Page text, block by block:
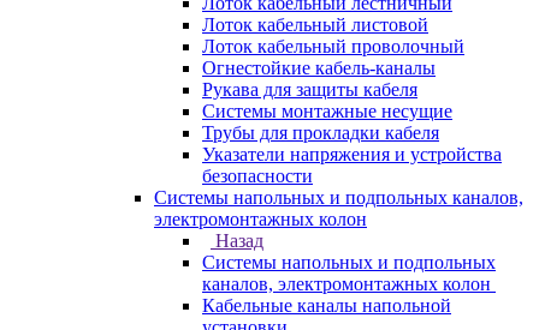
Лоток кабельный листовой
Лоток кабельный проволочный
Огнестойкие кабель-каналы
Рукава для защиты кабеля
Системы монтажные несущие
Трубы для прокладки кабеля
Указатели напряжения и устройства
безопасности
Системы напольных и подпольных каналов,
электромонтажных колон
Назад
Системы напольных и подпольных
каналов, электромонтажных колон
Кабельные каналы напольной